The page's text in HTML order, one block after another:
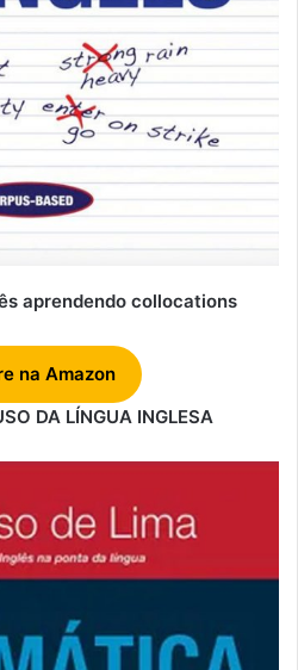
aprendendo collocations
na Amazon
DA LÍNGUA INGLESA